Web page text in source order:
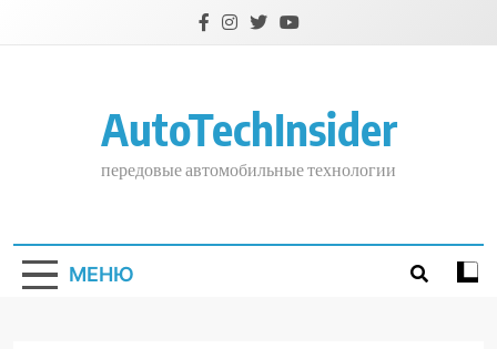
AutoTechInsider
передовые автомобильные технологии
МЕНЮ